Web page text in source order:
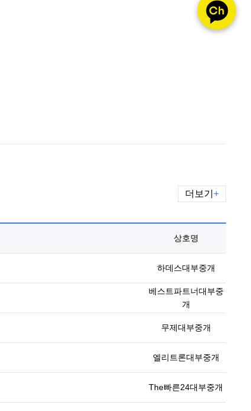
더보기 +
상호명
하데스대부중개
베스트파트너대부중
개
무제대부중개
엘리트론대부중개
The빠른24대부중개